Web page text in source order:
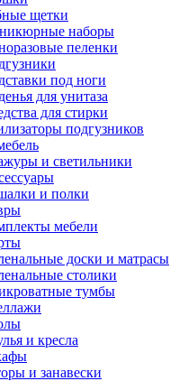
щетки
наборы
пеленки
под ноги
для унитаза
для стирки
подгузников
и светильники
и полки
мебели
доски и матрасы
столики
тумбы
и кресла
и занавески